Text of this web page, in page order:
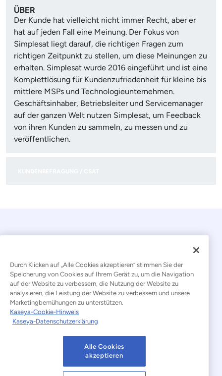
ÜBER
Der Kunde hat vielleicht nicht immer Recht, aber er
hat auf jeden Fall eine Meinung. Der Fokus von
Simplesat liegt darauf, die richtigen Fragen zum
richtigen Zeitpunkt zu stellen, um diese Meinungen zu
erhalten. Simplesat wurde 2016 eingeführt und ist eine
Komplettlösung für Kundenzufriedenheit für kleine bis
mittlere MSPs und Technologieunternehmen.
Geschäftsinhaber, Betriebsleiter und Servicemanager
auf der ganzen Welt nutzen Simplesat, um Feedback
von ihren Kunden zu sammeln, zu messen und zu
veröffentlichen.
© 2026 Kaseya. Alle Rechte vorbehalten.
Deutsch
Erklärung zur Bekämpfung moderner Sklaverei
Nutzungsbedingungen der Website
Datenschutzerklärung Sitemap
Durch Klicken auf „Alle Cookies akzeptieren“ stimmen Sie der
Speicherung von Cookies auf Ihrem Gerät zu, um die Navigation
auf der Website zu verbessern, die Nutzung der Website zu
analysieren, die Leistung der Website zu verbessern und unsere
Marketingbemühungen zu unterstützen.
Kaseya-Cookie-Hinweis
Kaseya-Datenschutzerklärung
Alle Cookies
akzeptieren